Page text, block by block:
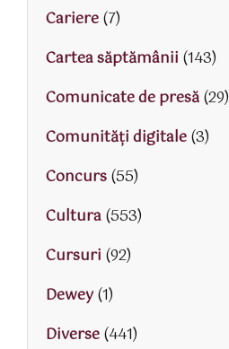
Cariere(7)
Cartea săptămânii (143)
Comunicate de presă(29)
Comunități digitale(3)
Concurs(55)
Cultura(553)
Cursuri (92)
Dewey(1)
Diverse(441)